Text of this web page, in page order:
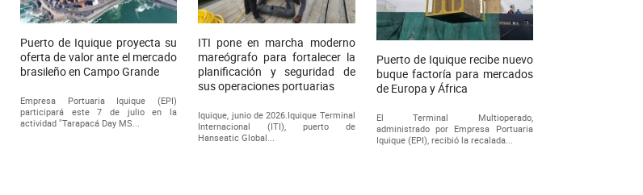
Puerto de Iquique proyecta su
oferta de valor ante el mercado
brasileño en Campo Grande
Empresa Portuaria Iquique (EPI)
participará este 7 de julio en la
actividad "Tarapacá Day MS...
ITI pone en marcha moderno
mareógrafo para fortalecer la
planificación y seguridad de
sus operaciones portuarias
Iquique, junio de 2026.Iquique Terminal
Internacional (ITI), puerto de
Hanseatic Global...
Puerto de Iquique recibe nuevo
buque factoría para mercados
de Europa y África
El Terminal Multioperado,
administrado por Empresa Portuaria
Iquique (EPI), recibió la recalada...